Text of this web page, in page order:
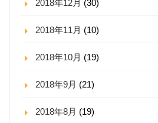
2018年12月 (30)
2018年11月 (10)
2018年10月 (19)
2018年9月 (21)
2018年8月 (19)